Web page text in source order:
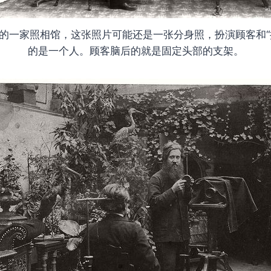
一家照相馆，这张照片可能还是一张分身照，扮演顾客和“
的是一个人。顾客脑后的就是固定头部的支架。